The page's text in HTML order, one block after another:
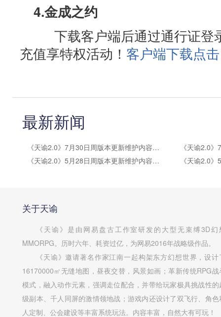
4.金成之约
下载客户端后通过通行证登
充值享特权活动！ 客户端下载点
最新新闻
《天谕2.0》7月30日周版本更新维护内容公告
《天谕2.0》5月28日周版本更新维护内容公告
关于天谕
《天谕》是由网易盘古工作室研发的大型无束缚3D幻
MMORPG。历时六年、耗资过亿，为网易2016年战略级作品。
《天谕》邀请著名作家江南一起构架东方幻想世界，设计
16170000㎡无缝地图，昼夜交替，风景如画；革新传统RPG战
模式，融入动作元素，强调走位配合，并带给玩家极具挑战性的
级副本、千人同屏的激情领地战；游戏内还设计了双飞行、角色
人定制、公会建设等丰富系统玩法。内容丰富，自然大有可玩！